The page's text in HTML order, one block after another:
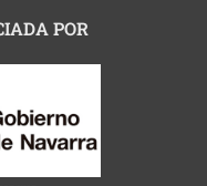
POR